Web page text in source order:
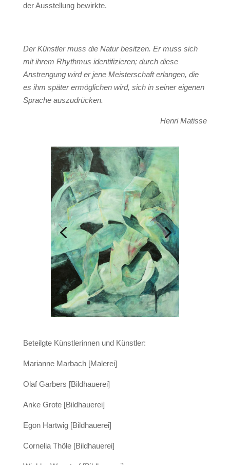
der Ausstellung bewirkte.
Der Künstler muss die Natur besitzen. Er muss sich
mit ihrem Rhythmus identifizieren; durch diese
Anstrengung wird er jene Meisterschaft erlangen, die
es ihm später ermöglichen wird, sich in seiner eigenen
Sprache auszudrücken.
Henri Matisse
Beteilgte Künstlerinnen und Künstler:
Marianne Marbach [Malerei]
Olaf Garbers [Bildhauerei]
Anke Grote [Bildhauerei]
Egon Hartwig [Bildhauerei]
Cornelia Thöle [Bildhauerei]